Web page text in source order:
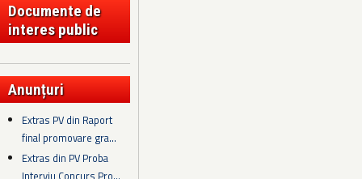
Documente de
interes public
Anunțuri
Extras PV din Raport
final promovare gra...
Extras din PV Proba
Interviu Concurs Pro...